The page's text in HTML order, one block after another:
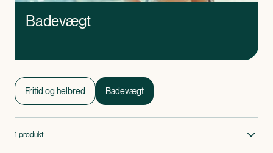
Badevægt
Badevægt
Fritid og helbred Badevægt
Badevægt 1 af 0
1 produkt